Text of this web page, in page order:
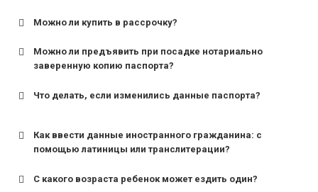
Можно ли купить в рассрочку?
Можно ли предъявить при посадке нотариально
заверенную копию паспорта?
Что делать, если изменились данные паспорта?
Как ввести данные иностранного гражданина: с
помощью латиницы или транслитерации?
С какого возраста ребенок может ездить один?